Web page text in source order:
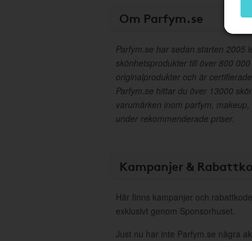
Om Parfym.se
Parfym.se har sedan starten 2005
skönhetsprodukter till över 800
originalprodukter och är
Parfym.se hittar du över 13000
varumärken inom parfym,
under rekommenderade priser.
Kampanjer &
Här finns kampanjer och
exklusivt genom Sponsorhuset.
Just nu har inte Parfym.se några